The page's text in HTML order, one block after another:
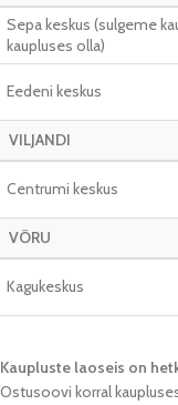
Sepa keskus (sulgeme
kaupluses olla)
Eedeni keskus
VILJANDI
Centrumi keskus
VÕRU
Kagukeskus
Kaupluste laoseis on
Ostusoovi korral